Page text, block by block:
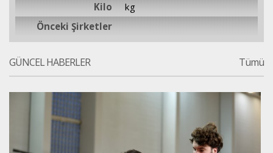
Kilo
kg
Önceki Şirketler
GÜNCEL HABERLER Tümü